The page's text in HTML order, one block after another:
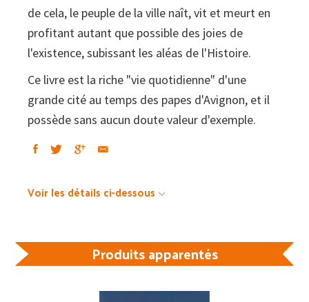
de cela, le peuple de la ville naît, vit et meurt en
profitant autant que possible des joies de
l'existence, subissant les aléas de l'Histoire.
Ce livre est la riche "vie quotidienne" d'une
grande cité au temps des papes d'Avignon, et il
possède sans aucun doute valeur d'exemple.
Voir les détails ci-dessous
Produits apparentés